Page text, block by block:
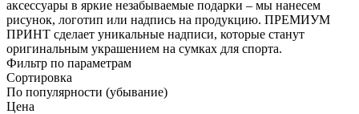
аксессуары в яркие незабываемые подарки – мы нанесем
рисунок, логотип или надпись на продукцию. ПРЕМИУМ
ПРИНТ сделает уникальные надписи, которые станут
оригинальным украшением на сумках для спорта.
Фильтр по параметрам
Сортировка
По популярности (убывание)
Цена